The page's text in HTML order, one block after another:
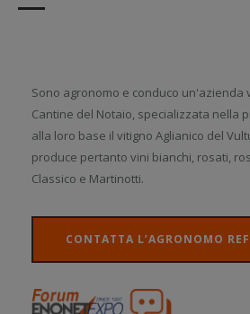
Sono agronomo e conduco un'azienda
Cantine del Notaio, specializzata nella
alla loro base il vitigno Aglianico del
produce pertanto vini bianchi, rosati,
Classico e Martinotti.
CONTATTA L’AGRONOMO